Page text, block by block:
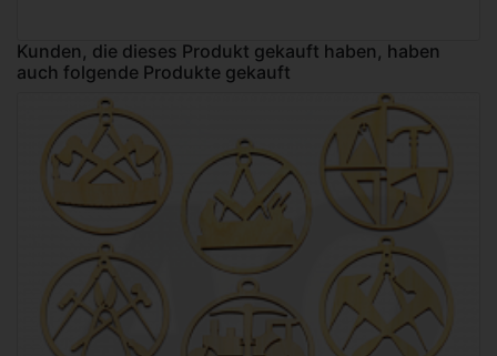
Kunden, die dieses Produkt gekauft haben, haben
auch folgende Produkte gekauft